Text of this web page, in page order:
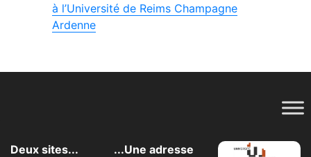
à l’Université de Reims Champagne
Ardenne
Deux sites... ...Une adresse